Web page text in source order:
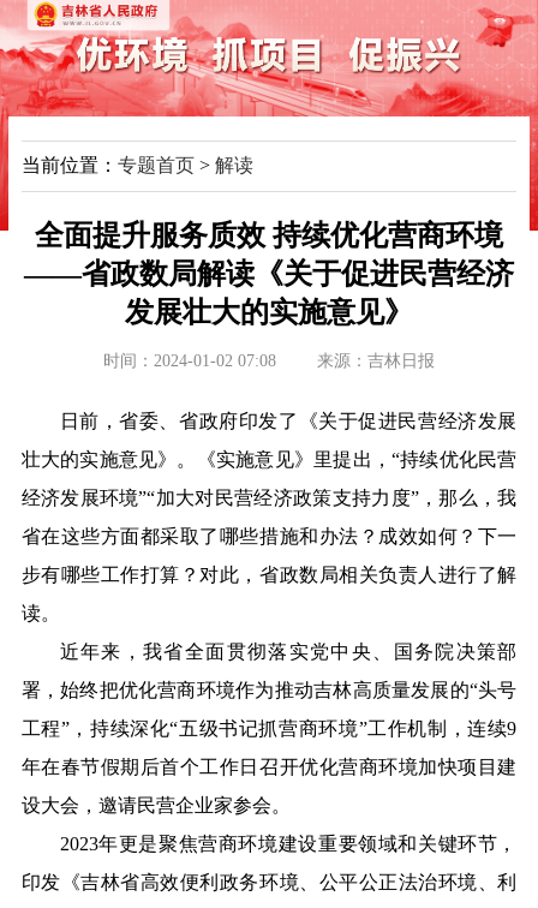
当前位置： 专题首页> 解读
全面提升服务质效 持续优化营商环境
——省政数局解读《关于促进民营经济
发展壮大的实施意见》
时间：2024-01-02 07:08 来源： 吉林日报
日前，省委、省政府印发了《关于促进民营经济发展
壮大的实施意见》。《实施意见》里提出，“持续优化民营
经济发展环境”“加大对民营经济政策支持力度”，那么，我
省在这些方面都采取了哪些措施和办法？成效如何？下一
步有哪些工作打算？对此，省政数局相关负责人进行了解
读。
近年来，我省全面贯彻落实党中央、国务院决策部
署，始终把优化营商环境作为推动吉林高质量发展的“头号
工程”，持续深化“五级书记抓营商环境”工作机制，连续9
年在春节假期后首个工作日召开优化营商环境加快项目建
设大会，邀请民营企业家参会。
2023年更是聚焦营商环境建设重要领域和关键环节，
印发《吉林省高效便利政务环境、公平公正法治环境、利